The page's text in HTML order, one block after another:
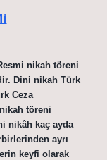
nikah töreni
Dini nikah Türk
Ceza
töreni
nikâh kaç ayda
ayrı
keyfi olarak